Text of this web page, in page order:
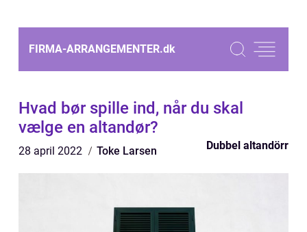
FIRMA-ARRANGEMENTER.dk
Hvad bør spille ind, når du skal
vælge en altandør?
28 april 2022 Toke Larsen Dubbel altandörr